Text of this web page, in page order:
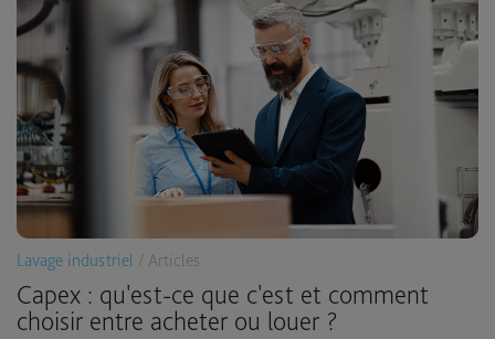
Lavage industriel / Articles
Capex : qu'est-ce que c'est et comment
choisir entre acheter ou louer ?